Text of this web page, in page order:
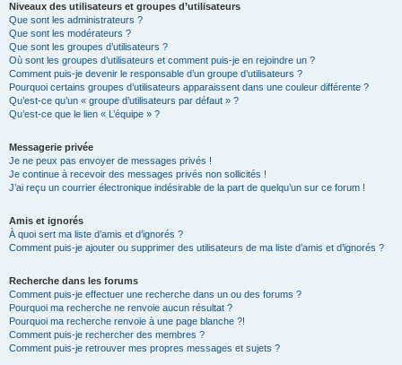
Niveaux des utilisateurs et groupes d’utilisateurs
Que sont les administrateurs ?
Que sont les modérateurs ?
Que sont les groupes d’utilisateurs ?
Où sont les groupes d’utilisateurs et comment puis-je en rejoindre un ?
Comment puis-je devenir le responsable d’un groupe d’utilisateurs ?
Pourquoi certains groupes d’utilisateurs apparaissent dans une couleur différente ?
Qu’est-ce qu’un « groupe d’utilisateurs par défaut » ?
Qu’est-ce que le lien « L’équipe » ?
Messagerie privée
Je ne peux pas envoyer de messages privés !
Je continue à recevoir des messages privés non sollicités !
J’ai reçu un courrier électronique indésirable de la part de quelqu’un sur ce forum !
Amis et ignorés
À quoi sert ma liste d’amis et d’ignorés ?
Comment puis-je ajouter ou supprimer des utilisateurs de ma liste d’amis et d’ignorés ?
Recherche dans les forums
Comment puis-je effectuer une recherche dans un ou des forums ?
Pourquoi ma recherche ne renvoie aucun résultat ?
Pourquoi ma recherche renvoie à une page blanche ?!
Comment puis-je rechercher des membres ?
Comment puis-je retrouver mes propres messages et sujets ?